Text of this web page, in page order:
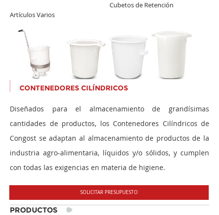
Cubetos de Retención
Artículos Varios
CONTENEDORES CILÍNDRICOS
Diseñados para el almacenamiento de grandísimas
cantidades de productos, los Contenedores Cilíndricos de
Congost se adaptan al almacenamiento de productos de la
industria agro-alimentaria, líquidos y/o sólidos, y cumplen
con todas las exigencias en materia de higiene.
SOLICITAR PRESUPUESTO
PRODUCTOS